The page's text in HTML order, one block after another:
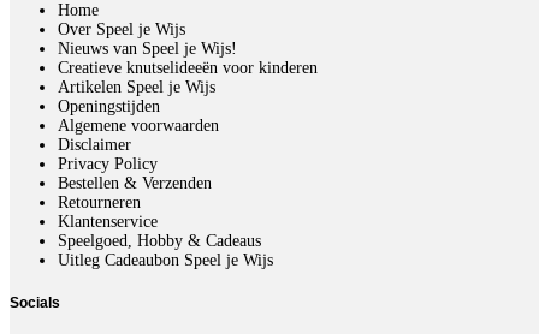
Home
Over Speel je Wijs
Nieuws van Speel je Wijs!
Creatieve knutselideeën voor kinderen
Artikelen Speel je Wijs
Openingstijden
Algemene voorwaarden
Disclaimer
Privacy Policy
Bestellen & Verzenden
Retourneren
Klantenservice
Speelgoed, Hobby & Cadeaus
Uitleg Cadeaubon Speel je Wijs
Socials